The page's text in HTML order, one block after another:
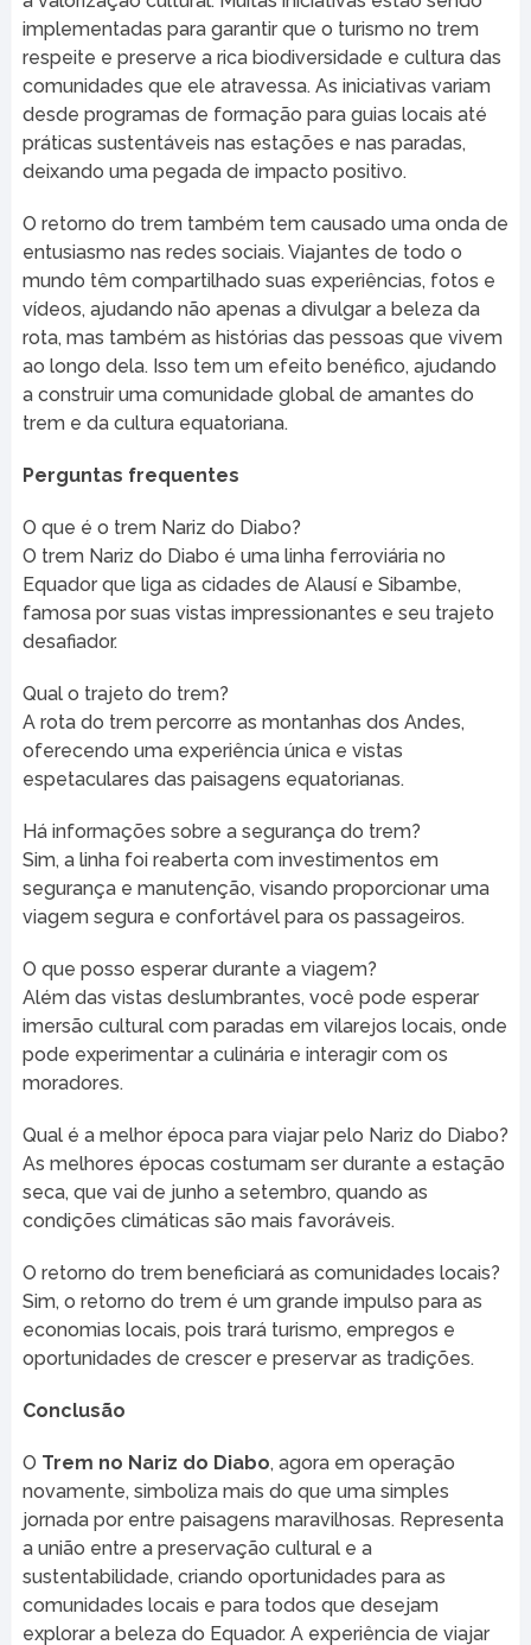
implementadas para garantir que o turismo no trem
respeite e preserve a rica biodiversidade e cultura das
comunidades que ele atravessa. As iniciativas variam
desde programas de formação para guias locais até
práticas sustentáveis nas estações e nas paradas,
deixando uma pegada de impacto positivo.
O retorno do trem também tem causado uma onda de
entusiasmo nas redes sociais. Viajantes de todo o
mundo têm compartilhado suas experiências, fotos e
vídeos, ajudando não apenas a divulgar a beleza da
rota, mas também as histórias das pessoas que vivem
ao longo dela. Isso tem um efeito benéfico, ajudando
a construir uma comunidade global de amantes do
trem e da cultura equatoriana.
Perguntas frequentes
O que é o trem Nariz do Diabo?
O trem Nariz do Diabo é uma linha ferroviária no
Equador que liga as cidades de Alausí e Sibambe,
famosa por suas vistas impressionantes e seu trajeto
desafiador.
Qual o trajeto do trem?
A rota do trem percorre as montanhas dos Andes,
oferecendo uma experiência única e vistas
espetaculares das paisagens equatorianas.
Há informações sobre a segurança do trem?
Sim, a linha foi reaberta com investimentos em
segurança e manutenção, visando proporcionar uma
viagem segura e confortável para os passageiros.
O que posso esperar durante a viagem?
Além das vistas deslumbrantes, você pode esperar
imersão cultural com paradas em vilarejos locais, onde
pode experimentar a culinária e interagir com os
moradores.
Qual é a melhor época para viajar pelo Nariz do Diabo?
As melhores épocas costumam ser durante a estação
seca, que vai de junho a setembro, quando as
condições climáticas são mais favoráveis.
O retorno do trem beneficiará as comunidades locais?
Sim, o retorno do trem é um grande impulso para as
economias locais, pois trará turismo, empregos e
oportunidades de crescer e preservar as tradições.
Conclusão
O Trem no Nariz do Diabo, agora em operação
novamente, simboliza mais do que uma simples
jornada por entre paisagens maravilhosas. Representa
a união entre a preservação cultural e a
sustentabilidade, criando oportunidades para as
comunidades locais e para todos que desejam
explorar a beleza do Equador. A experiência de viajar